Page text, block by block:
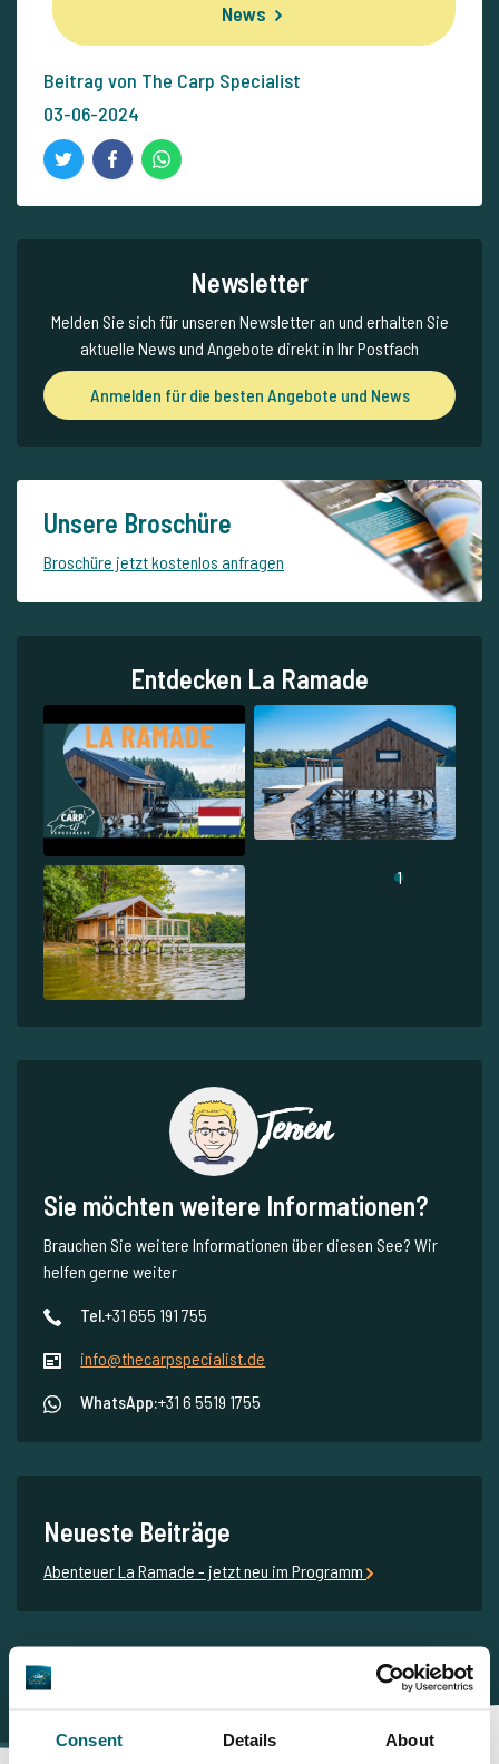
Consent Details About
News
Beitrag von The Carp Specialist
03-06-2024
Newsletter
Melden Sie sich für unseren Newsletter an und erhalten Sie
aktuelle News und Angebote direkt in Ihr Postfach
Anmelden für die besten Angebote und News
Unsere Broschüre
Broschüre jetzt kostenlos anfragen
Entdecken La Ramade
1
Jeroen
Sie möchten weitere Informationen?
Brauchen Sie weitere Informationen über diesen See? Wir
helfen gerne weiter
Tel.+31 655 191 755
info@thecarpspecialist.de
WhatsApp:+31 6 5519 1755
Neueste Beiträge
Abenteuer La Ramade - jetzt neu im Programm